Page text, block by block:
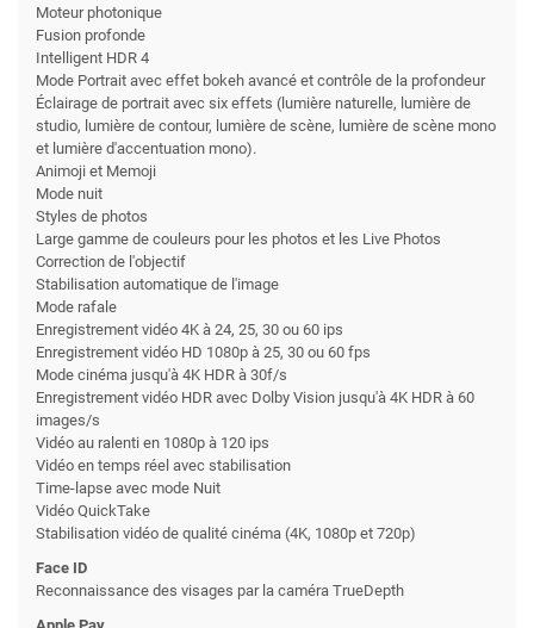
Moteur photonique
Fusion profonde
Intelligent HDR 4
Mode Portrait avec effet bokeh avancé et contrôle de la profondeur
Éclairage de portrait avec six effets (lumière naturelle, lumière de
studio, lumière de contour, lumière de scène, lumière de scène mono
et lumière d'accentuation mono).
Animoji et Memoji
Mode nuit
Styles de photos
Large gamme de couleurs pour les photos et les Live Photos
Correction de l'objectif
Stabilisation automatique de l'image
Mode rafale
Enregistrement vidéo 4K à 24, 25, 30 ou 60 ips
Enregistrement vidéo HD 1080p à 25, 30 ou 60 fps
Mode cinéma jusqu'à 4K HDR à 30f/s
Enregistrement vidéo HDR avec Dolby Vision jusqu'à 4K HDR à 60
images/s
Vidéo au ralenti en 1080p à 120 ips
Vidéo en temps réel avec stabilisation
Time-lapse avec mode Nuit
Vidéo QuickTake
Stabilisation vidéo de qualité cinéma (4K, 1080p et 720p)
Face ID
Reconnaissance des visages par la caméra TrueDepth